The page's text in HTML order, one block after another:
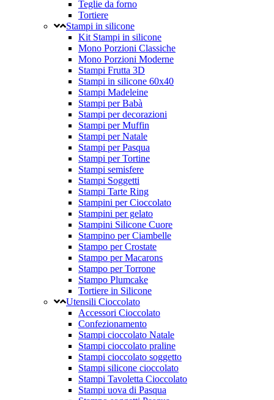
Teglie da forno
Tortiere
Stampi in silicone
Kit Stampi in silicone
Mono Porzioni Classiche
Mono Porzioni Moderne
Stampi Frutta 3D
Stampi in silicone 60x40
Stampi Madeleine
Stampi per Babà
Stampi per decorazioni
Stampi per Muffin
Stampi per Natale
Stampi per Pasqua
Stampi per Tortine
Stampi semisfere
Stampi Soggetti
Stampi Tarte Ring
Stampini per Cioccolato
Stampini per gelato
Stampini Silicone Cuore
Stampino per Ciambelle
Stampo per Crostate
Stampo per Macarons
Stampo per Torrone
Stampo Plumcake
Tortiere in Silicone
Utensili Cioccolato
Accessori Cioccolato
Confezionamento
Stampi cioccolato Natale
Stampi cioccolato praline
Stampi cioccolato soggetto
Stampi silicone cioccolato
Stampi Tavoletta Cioccolato
Stampi uova di Pasqua